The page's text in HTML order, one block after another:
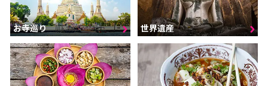
お寺巡り 世界遺産